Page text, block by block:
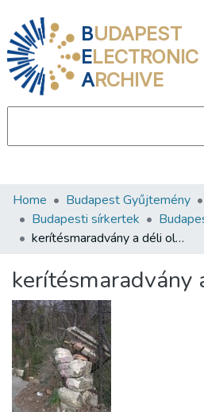
BUDAPEST
ELECTRONIC
ARCHIVE
Communities & Collections
All of DSpace
About us
Home Budapest Gyűjtemény
Budapesti sírkertek
kerítésmaradvány a déli oldalon
kerítésmaradvány